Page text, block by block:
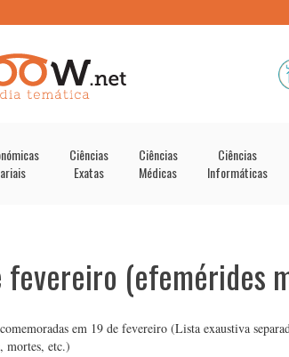
Ciências
Exatas
Ciências
Médicas
Ciências
Informáticas
fevereiro (efemérides
em 19 de fevereiro (Lista exaustiva
mortes, etc.)